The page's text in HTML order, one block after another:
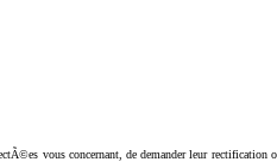
vous concernant, de demander leur rectification